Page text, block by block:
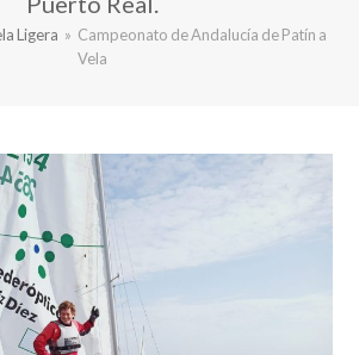
Ligera » Campeonato de Andalucía de Patín a
Vela